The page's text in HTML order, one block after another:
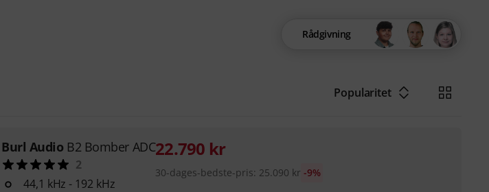
Rådgivning
Popularitet
Burl Audio B2 Bomber ADC
2
44,1 kHz - 192 kHz
22.790 kr
30-dages-bedste-pris: 25.090 kr -9%